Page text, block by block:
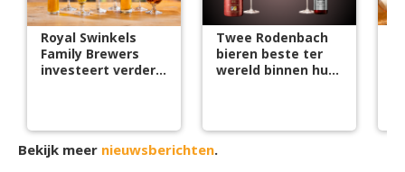
Royal Swinkels
Family Brewers
investeert verder
Twee Rodenbach
bieren beste ter
wereld binnen hun
Bekijk meer nieuwsberichten.